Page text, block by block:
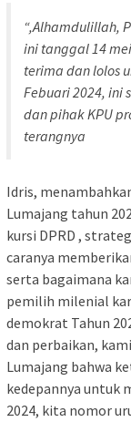
“,Alhamdulillah,
ini tanggal 14
terima dan lolos
Febuari 2024, ini
dan pihak KPU
terangnya
Idris,
Lumajang tahun
kursi DPRD ,
caranya
serta bagaimana
pemilih milenial
demokrat Tahun
dan perbaikan,
Lumajang bahwa
kedepannya untuk
2024, kita nomor